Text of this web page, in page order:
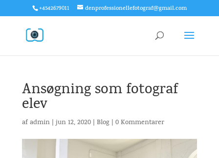
+4542679011 denprofessionellefotograf@gmail.com
Ansøgning som fotograf
elev
afadmin|jun 12, 2020| Blog| 0 Kommentarer